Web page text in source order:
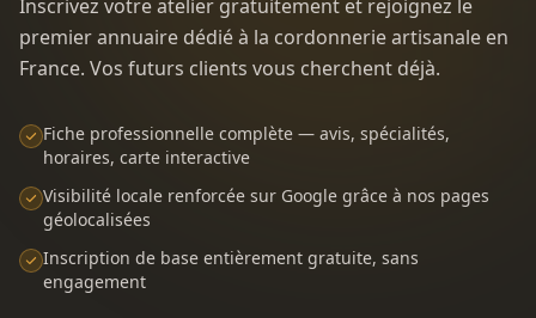
Inscrivez votre atelier gratuitement et rejoignez le
premier annuaire dédié à la cordonnerie artisanale en
France. Vos futurs clients vous cherchent déjà.
Fiche professionnelle complète — avis, spécialités,
horaires, carte interactive
Visibilité locale renforcée sur Google grâce à nos pages
géolocalisées
Inscription de base entièrement gratuite, sans
engagement